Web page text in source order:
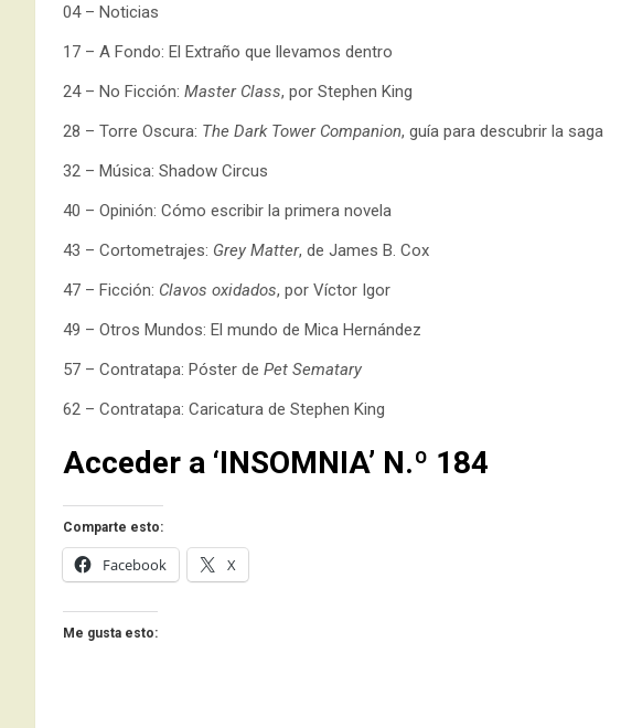
04 – Noticias
17 – A Fondo: El Extraño que llevamos dentro
24 – No Ficción: Master Class, por Stephen King
28 – Torre Oscura: The Dark Tower Companion, guía para descubrir la saga
32 – Música: Shadow Circus
40 – Opinión: Cómo escribir la primera novela
43 – Cortometrajes: Grey Matter, de James B. Cox
47 – Ficción: Clavos oxidados, por Víctor Igor
49 – Otros Mundos: El mundo de Mica Hernández
57 – Contratapa: Póster de Pet Sematary
62 – Contratapa: Caricatura de Stephen King
Acceder a ‘INSOMNIA’ N.º 184
Comparte esto:
Facebook X
Me gusta esto: